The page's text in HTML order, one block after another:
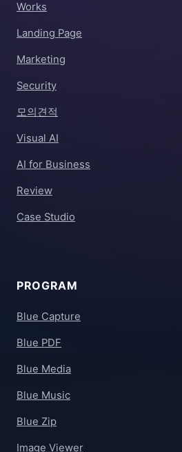
Works
Landing Page
Marketing
Security
모의견적
Visual AI
AI for Business
Review
Case Studio
PROGRAM
Blue Capture
Blue PDF
Blue Media
Blue Music
Blue Zip
Image Viewer